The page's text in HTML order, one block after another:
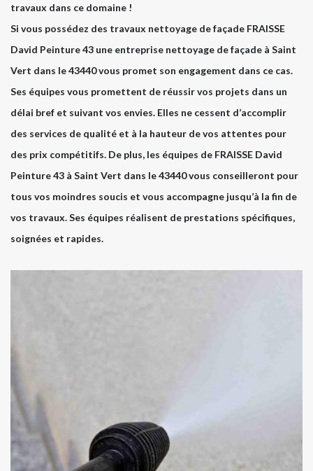
travaux dans ce domaine !
Si vous possédez des travaux nettoyage de façade FRAISSE
David Peinture 43 une entreprise nettoyage de façade à Saint
Vert dans le 43440 vous promet son engagement dans ce cas.
Ses équipes vous promettent de réussir vos projets dans un
délai bref et suivant vos envies. Elles ne cessent d’accomplir
des services de qualité et à la hauteur de vos attentes pour
des prix compétitifs. De plus, les équipes de FRAISSE David
Peinture 43 à Saint Vert dans le 43440 vous conseilleront pour
tous vos moindres soucis et vous accompagne jusqu’à la fin de
vos travaux. Ses équipes réalisent de prestations spécifiques,
soignées et rapides.